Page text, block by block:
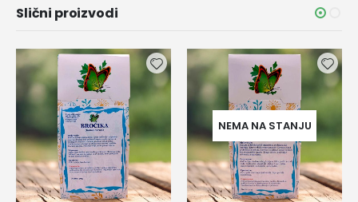
Slični proizvodi
NEMA NA STANJU